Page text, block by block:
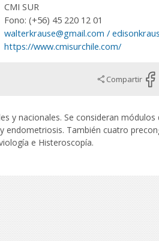
CMI SUR
Fono: (+56) 45 220 12 01
walterkrause@gmail.com /
https://www.cmisurchile.com/
Compartir
y nacionales. Se consideran
endometriosis. También cuatro
e Histeroscopía.